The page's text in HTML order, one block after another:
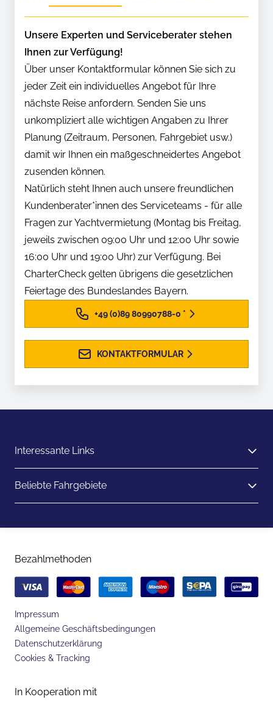
Unsere Experten und Serviceberater stehen
Ihnen zur Verfügung!
Über unser Kontaktformular können Sie sich zu
jeder Zeit ein individuelles Angebot für Ihre
nächste Reise anfordern. Senden Sie uns
unkompliziert alle wichtigen Angaben zu Ihrer
Planung (Zeitraum, Personen, Fahrgebiet usw.)
damit wir Ihnen ein maßgeschneidertes Angebot
zusenden können.
Natürlich steht Ihnen auch unsere freundlichen
Kundenberater*innen des Serviceteams - für alle
Fragen zur Yachtvermietung (Montag bis Freitag,
jeweils zwischen 09:00 Uhr und 12:00 Uhr sowie
16:00 Uhr und 19:00 Uhr) zur Verfügung. Bei
CharterCheck gelten übrigens die gesetzlichen
Feiertage des Bundeslandes Bayern.
+49 (0)89 80990788-0 *
KONTAKTFORMULAR
Interessante Links
Beliebte Fahrgebiete
Bezahlmethoden
Impressum
Allgemeine Geschäftsbedingungen
Datenschutzerklärung
Cookies & Tracking
In Kooperation mit